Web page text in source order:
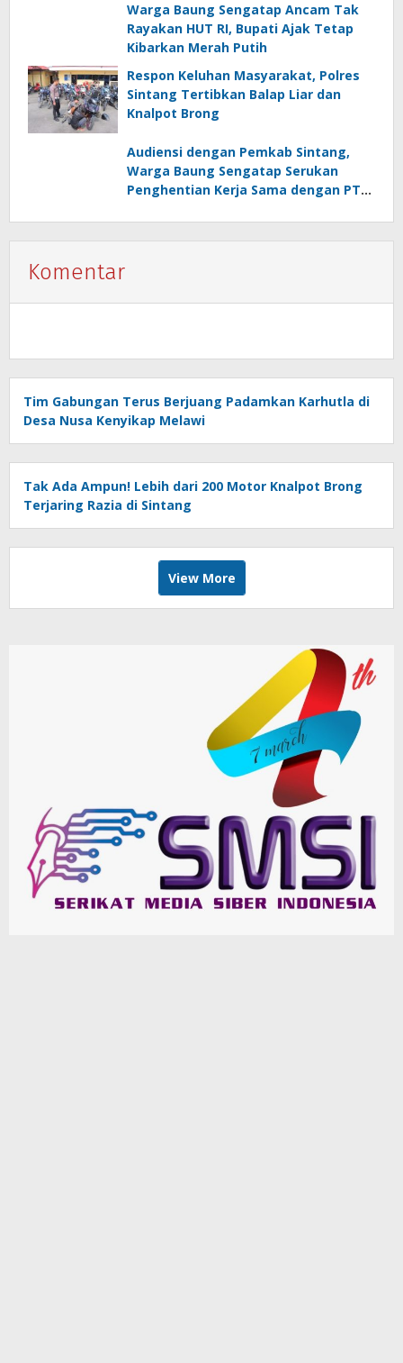
Warga Baung Sengatap Ancam Tak
Rayakan HUT RI, Bupati Ajak Tetap
Kibarkan Merah Putih
Respon Keluhan Masyarakat, Polres
Sintang Tertibkan Balap Liar dan
Knalpot Brong
Audiensi dengan Pemkab Sintang,
Warga Baung Sengatap Serukan
Penghentian Kerja Sama dengan PT
Komentar
Tim Gabungan Terus Berjuang Padamkan Karhutla di
Desa Nusa Kenyikap Melawi
Tak Ada Ampun! Lebih dari 200 Motor Knalpot Brong
Terjaring Razia di Sintang
View More